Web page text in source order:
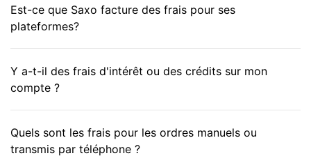
Est-ce que Saxo facture des frais pour ses
plateformes?
Y a-t-il des frais d'intérêt ou des crédits sur mon
compte ?
Quels sont les frais pour les ordres manuels ou
transmis par téléphone ?